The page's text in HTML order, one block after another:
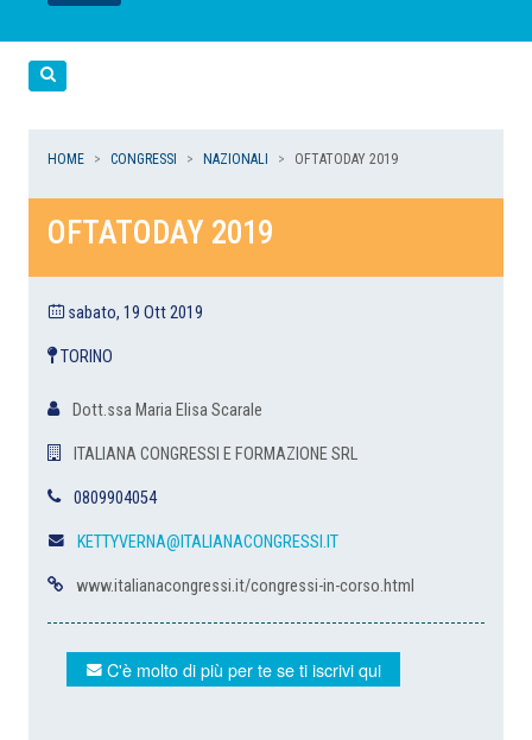
LEGGI
LEGGI
LEGGI
LEGGI
HOME CONGRESSI NAZIONALI OFTATODAY 2019
OFTATODAY 2019
sabato, 19 Ott 2019
TORINO
Dott.ssa Maria Elisa Scarale
ITALIANA CONGRESSI E FORMAZIONE SRL
0809904054
KETTYVERNA@ITALIANACONGRESSI.IT
www.italianacongressi.it/congressi-in-corso.html
C'è molto di più per te se ti iscrivi qui